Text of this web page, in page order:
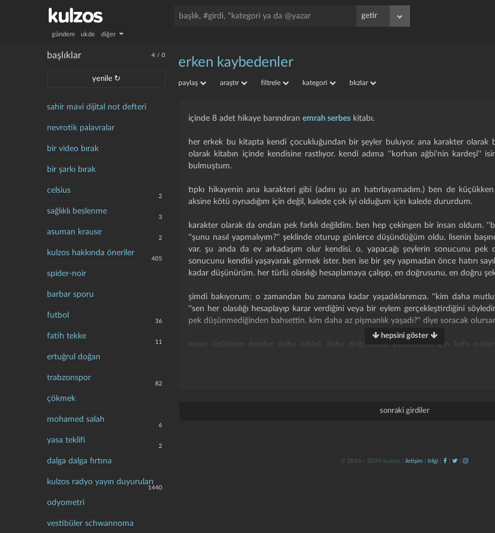
gündem ukde diğer
4 /0
başlıklar
yenile ↻
sahir mavi dijital not defteri
nevrotik palavralar
bir video bırak
bir şarkı bırak
celsius
2
sağlıklı beslenme
3
asuman krause
2
kulzos hakkında öneriler
405
spider-noir
barbar sporu
futbol
36
fatih tekke
11
ertuğrul doğan
trabzonspor
82
çökmek
mohamed salah
6
yasa teklifi
2
dalga dalga fırtına
kulzos radyo yayın duyuruları
1440
odyometri
vestibüler schwannoma
erken kaybedenler
paylaş araştır filtrele kategori bkzlar
içinde 8 adet hikaye barındıranemrah serbes kitabı.
her erkek bu kitapta kendi çocukluğundan bir şeyler buluyor. ana karakter olarak
olarak kitabın içinde kendisine rastlıyor. kendi adıma ''korhan ağbi'nin kardeşi''
bulmuştum.
tıpkı hikayenin ana karakteri gibi (adını şu an hatırlayamadım.) ben de
aksine kötü oynadığım için değil, kalede çok iyi olduğum için kalede dururdum.
karakter olarak da ondan pek farklı değildim. ben hep çekingen bir insan oldum.
''şunu nasıl yapmalıyım?'' şeklinde oturup günlerce düşündüğüm oldu. lisenin
var. şu anda da ev arkadaşım olur kendisi. o, yapacağı şeylerin sonucunu pek
sonucunu kendisi yaşayarak görmek ister. ben ise bir şey yapmadan önce hatırı
kadar düşünürüm. her türlü olasılığı hesaplamaya çalışıp, en doğrusunu, en doğru
şimdi bakıyorum; o zamandan bu zamana kadar yaşadıklarımıza. ''kim daha
''sen her olasılığı hesaplayıp karar verdiğini veya bir eylem gerçekleştirdiğini
pek düşünmediğinden bahsettin. kim daha az pişmanlık yaşadı?'' diye soracak
insan üzülüyor dostlar. daha iyisini, daha doğrusunu yapabilmek için kafa
şeyden pişman oluyorsunuz. burada da biraz ''denizin çağrısı'' hikayesine
mu ikileminde 1.5 sayfa süren kararsızlık yaşayıp yanlış tercih yaptıysa benimki de o
hepsini göster
sonraki girdiler
© 2016 - 2024 kulzos | iletişim bilgi